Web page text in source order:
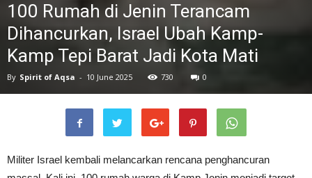
100 Rumah di Jenin Terancam
Dihancurkan, Israel Ubah Kamp-
Kamp Tepi Barat Jadi Kota Mati
By Spirit of Aqsa - 10 June 2025 730 0
Militer Israel kembali melancarkan rencana penghancuran